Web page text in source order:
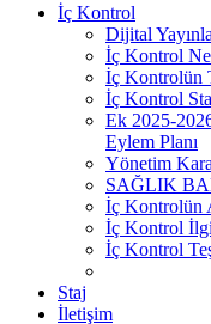
İç Kontrol
Dijital
İç Kontrol
İç Kontrolün
İç Kontrol
Ek 2025-
Eylem Planı
Yönetim
SAĞLIK
İç Kontrolün
İç Kontrol
İç Kontrol
Staj
İletişim